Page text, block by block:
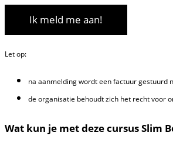
Ik meld me aan!
Let op:
na aanmelding wordt een factuur gestuurd
de organisatie behoudt zich het recht voor
Wat kun je met deze cursus Slim